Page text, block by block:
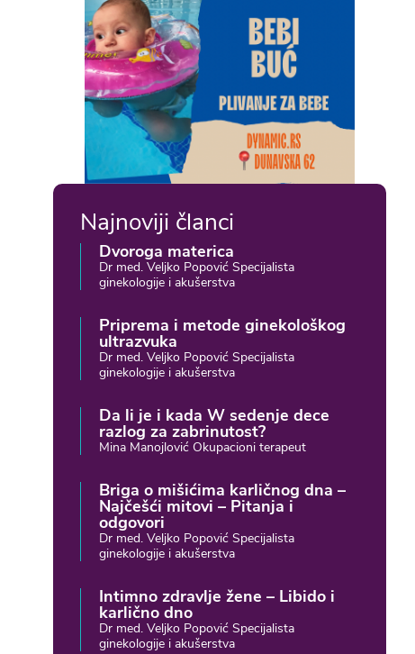
Najnoviji članci
Dvoroga materica
Dr med. Veljko Popović Specijalista
ginekologije i akušerstva
Priprema i metode ginekološkog
ultrazvuka
Dr med. Veljko Popović Specijalista
ginekologije i akušerstva
Da li je i kada W sedenje dece
razlog za zabrinutost?
Mina Manojlović Okupacioni terapeut
Briga o mišićima karličnog dna –
Najčešći mitovi – Pitanja i
odgovori
Dr med. Veljko Popović Specijalista
ginekologije i akušerstva
Intimno zdravlje žene – Libido i
karlično dno
Dr med. Veljko Popović Specijalista
ginekologije i akušerstva